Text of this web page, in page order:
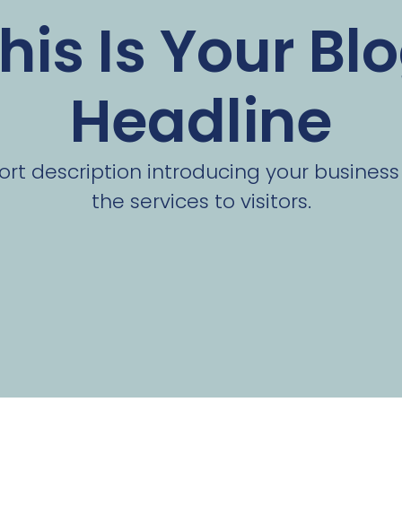
Is Your
Headline
description introducing your
the services to visitors.